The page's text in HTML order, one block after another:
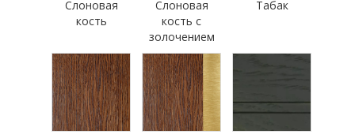
Слоновая
кость
Слоновая
кость с
золочением
Табак